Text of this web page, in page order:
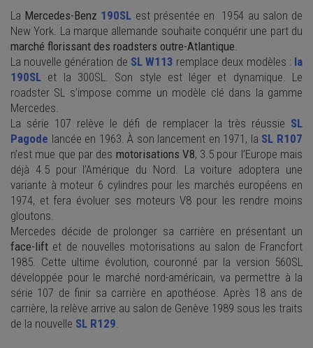
La Mercedes-Benz 190SL est présentée en 1954 au salon de
New York. La marque allemande souhaite conquérir une part du
marché florissant des roadsters outre-Atlantique
La nouvelle génération de SL W113 remplace deux modèles : la
190SL et la 300SL. Son style est léger et dynamique. Le
roadster SL s’impose comme un modèle clé dans la gamme
Mercedes.
La série 107 relève le défi de remplacer la très réussie SL
Pagode lancée en 1963. À son lancement en 1971, la SL R107
n’est mue que par des motorisations V8, 3.5 pour l’Europe mais
déjà 4.5 pour l’Amérique du Nord. La voiture adoptera une
variante à moteur 6 cylindres pour les marchés européens en
1974, et fera évoluer ses moteurs V8 pour les rendre moins
gloutons.
Mercedes décide de prolonger sa carrière en présentant un
face-lift et de nouvelles motorisations au salon de Francfort
1985. Cette ultime évolution, couronné par la version 560SL
développée pour le marché nord-américain, va permettre à la
série 107 de finir sa carrière en apothéose . Après 18 ans de
carrière, la relève arrive au salon de Genève 1989 sous les traits
de la nouvelle SL R129